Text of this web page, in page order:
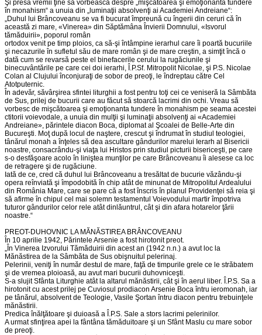
Şi presa vremii ţine să vorbească despre „mişcătoarea şi emoţionanta tundere
în monahism“ a unuia din „luminaţii absolvenţi ai Academiei Andreiane“:
„Duhul lui Brâncoveanu se va fi bucurat împreună cu îngerii din ceruri că în
această zi mare, «Vinerea» din Săptămâna Învierii Domnului, «Isvorul
tămăduirii», poporul român
ortodox venit pe timp ploios, ca să-şi întâmpine ierarhul care îi poartă bucuriile
şi necazurile în sufletul său de mare român şi de mare creştin, a simţit încă o
dată cum se revarsă peste el binefacerile cerului la rugăciunile şi
binecuvântările pe care cei doi ierarhi, Î.P.Sf. Mitropolit Nicolae, şi P.S. Nicolae
Colan al Clujului înconjuraţi de sobor de preoţi, le îndreptau către Cel
Atotputernic.
În adevăr, săvârşirea sfintei liturghii a fost pentru toţi cei ce veniseră la Sâmbăta
de Sus, prilej de bucurii care au făcut să stoarcă lacrimi din ochi. Vreau să
vorbesc de mişcătoarea şi emoţionanta tundere în monahism pe seama acestei
ctitorii voievodale, a unuia din mulţii şi luminaţii absolvenţi ai «Academiei
Andreiane», părintele diacon Boca, diplomat al Şcoalei de Belle-Arte din
Bucureşti. Moţ după locul de naştere, crescut şi îndrumat în studiul teologiei,
tânărul monah a înţeles să dea ascultare gândurilor marelui Ierarh al Bisericii
noastre, consacrându-şi viaţa lui Hristos prin studiul picturii bisericeşti, pe care
s-o desfăşoare acolo în liniştea munţilor pe care Brâncoveanu îi alesese ca loc
de retragere şi de rugăciune.
Iată de ce, cred că duhul lui Brâncoveanu a tresăltat de bucurie văzându-şi
opera reînviată şi împodobită în chip atât de minunat de Mitropolitul Ardealului
din România Mare, care se pare că a fost înscris în planul Providenţei să reia şi
să afirme în chipul cel mai solemn testamentul Voievodului martir împotriva
tuturor gândurilor celor rele atât dinlăuntrul, cât şi din afara hotarelor ţării
noastre.“
PREOT-DUHOVNIC LA MĂNĂSTIREA BRÂNCOVEANU
În 10 aprilie 1942, Părintele Arsenie a fost hirotonit preot.
„În Vinerea Izvorului Tămăduirii din acest an (1942 n.n.) a avut loc la
Mănăstirea de la Sâmbăta de Sus obişnuitul pelerinaj.
Pelerinii, veniţi în număr destul de mare, faţă de timpurile grele ce le străbatem
şi de vremea ploioasă, au avut mari bucurii duhovniceşti.
S-a slujit Sfânta Liturghie atât la altarul mănăstirii, cât şi în aerul liber. Î.P.S. Sa a
hirotonit cu acest prilej pe Cuviosul prodiacon Arsenie Boca întru ieromonah, iar
pe tânărul, absolvent de Teologie, Vasile Şortan întru diacon pentru trebuinţele
mănăstirii.
Predica înălţătoare şi duioasă a Î.P.S. Sale a stors lacrimi pelerinilor.
A urmat sfinţirea apei la fântâna tămăduitoare şi un Sfânt Maslu cu mare sobor
de preoţi.